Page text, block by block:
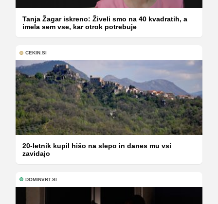
Tanja Žagar iskreno: Živeli smo na 40 kvadratih, a
imela sem vse, kar otrok potrebuje
CEKIN.SI
20-letnik kupil hišo na slepo in danes mu vsi
zavidajo
DOMINVRT.SI